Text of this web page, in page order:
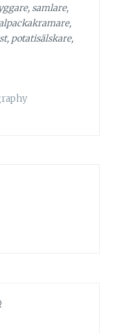
samlare,
potatisälskare,